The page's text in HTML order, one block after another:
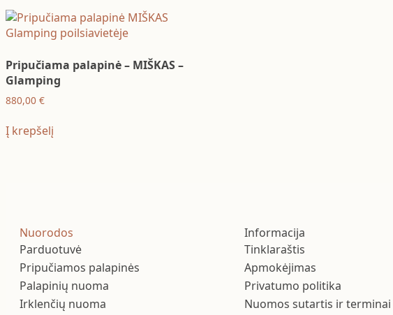
Pripučiama palapinė – MIŠKAS –
Glamping
880,00 €
Į krepšelį
Nuorodos
Parduotuvė
Pripučiamos palapinės
Palapinių nuoma
Irklenčių nuoma
Informacija
Tinklaraštis
Apmokėjimas
Privatumo politika
Nuomos sutartis ir terminai